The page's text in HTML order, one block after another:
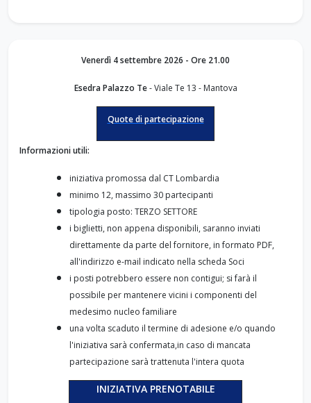
Venerdì 4 settembre 2026 - Ore 21.00
Esedra Palazzo Te- Viale Te 13 - Mantova
Quote di partecipazione
Informazioni utili:
iniziativa promossa dal CT Lombardia
minimo 12, massimo 30 partecipanti
tipologia posto: TERZO SETTORE
i biglietti, non appena disponibili, saranno inviati
direttamente da parte del fornitore, in formato PDF,
all'indirizzo e-mail indicato nella scheda Soci
i posti potrebbero essere non contigui; si farà il
possibile per mantenere vicini i componenti del
medesimo nucleo familiare
una volta scaduto il termine di adesione e/o quando
l'iniziativa sarà confermata,in caso di mancata
partecipazione sarà trattenuta l'intera quota
INIZIATIVA PRENOTABILE